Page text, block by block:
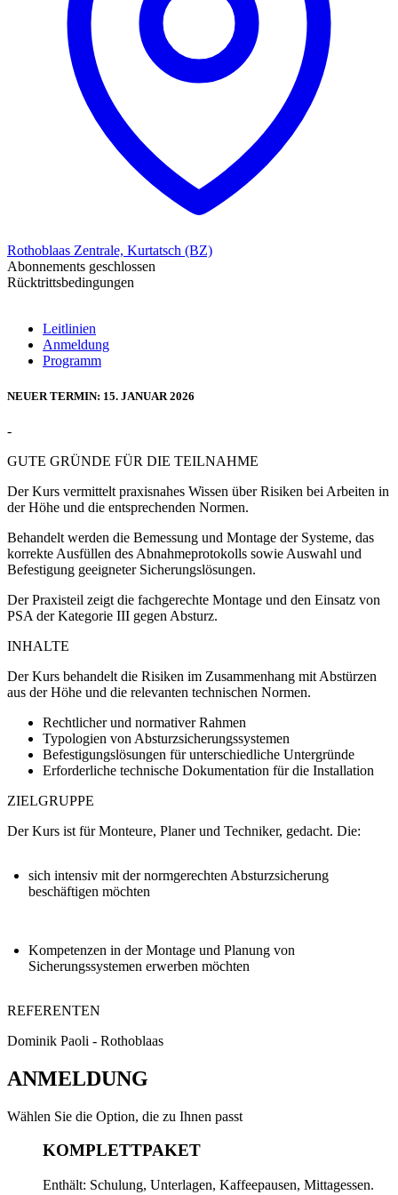
Rothoblaas Zentrale, Kurtatsch (BZ)
Abonnements geschlossen
Rücktrittsbedingungen
Leitlinien
Anmeldung
Programm
NEUER TERMIN: 15. JANUAR 2026
-
GUTE GRÜNDE FÜR DIE TEILNAHME
Der Kurs vermittelt praxisnahes Wissen über Risiken bei Arbeiten in
der Höhe und die entsprechenden Normen.
Behandelt werden die Bemessung und Montage der Systeme, das
korrekte Ausfüllen des Abnahmeprotokolls sowie Auswahl und
Befestigung geeigneter Sicherungslösungen.
Der Praxisteil zeigt die fachgerechte Montage und den Einsatz von
PSA der Kategorie III gegen Absturz.
INHALTE
Der Kurs behandelt die Risiken im Zusammenhang mit Abstürzen
aus der Höhe und die relevanten technischen Normen.
Rechtlicher und normativer Rahmen
Typologien von Absturzsicherungssystemen
Befestigungslösungen für unterschiedliche Untergründe
Erforderliche technische Dokumentation für die Installation
ZIELGRUPPE
Der Kurs ist für Monteure, Planer und Techniker, gedacht. Die:
sich intensiv mit der normgerechten Absturzsicherung
beschäftigen möchten
Kompetenzen in der Montage und Planung von
Sicherungssystemen erwerben möchten
REFERENTEN
Dominik Paoli - Rothoblaas
ANMELDUNG
Wählen Sie die Option, die zu Ihnen passt
KOMPLETTPAKET
Enthält: Schulung, Unterlagen, Kaffeepausen, Mittagessen.